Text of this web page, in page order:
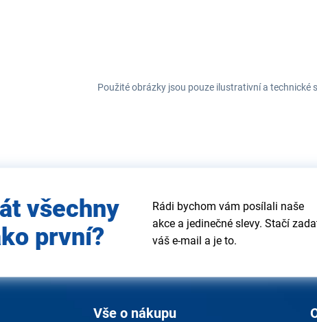
Použité obrázky jsou pouze ilustrativní a technické
všechny
první?
Rádi bychom vám posílali naše
akce a jedinečné slevy. Stačí
váš e-mail a je to.
Vše o nákupu